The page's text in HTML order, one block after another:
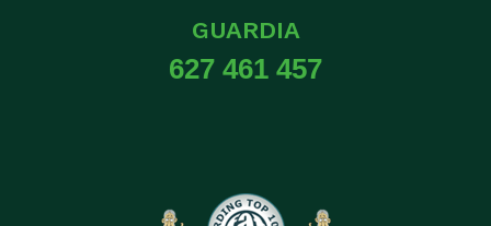
GUARDIA
627 461 457